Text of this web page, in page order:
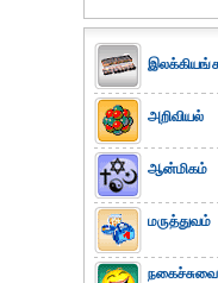
அறிவியல்
ஆன்மிகம்
மருத்துவம்
நகைச்சுவை